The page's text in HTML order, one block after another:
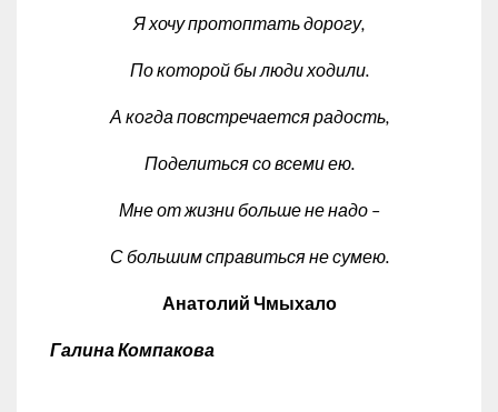
Я хочу протоптать дорогу,
По которой бы люди ходили.
А когда повстречается радость,
Поделиться со всеми ею.
Мне от жизни больше не надо –
С большим справиться не сумею.
Анатолий Чмыхало
Галина Компакова